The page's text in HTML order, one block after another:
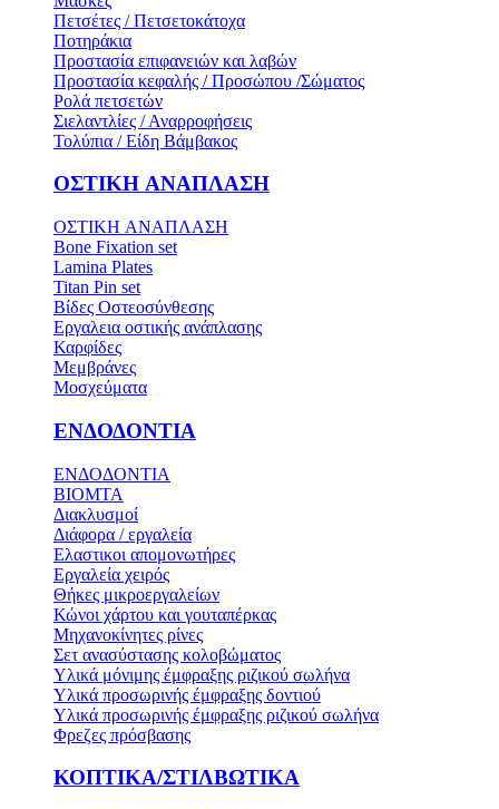
Πετσέτες / Πετσετοκάτοχα
Ποτηράκια
Προστασία επιφανειών και λαβών
Προστασία κεφαλής / Προσώπου /Σώματος
Ρολά πετσετών
Σιελαντλίες / Αναρροφήσεις
Τολύπια / Είδη Βάμβακος
ΟΣΤΙΚH ΑΝΑΠΛΑΣH
ΟΣΤΙΚH ΑΝΑΠΛΑΣH
Bone Fixation set
Lamina Plates
Titan Pin set
Βίδες Οστεοσύνθεσης
Εργαλεια οστικής ανάπλασης
Καρφίδες
Μεμβράνες
Μοσχεύματα
ΕΝΔΟΔΟΝΤΙΑ
ΕΝΔΟΔΟΝΤΙΑ
BIOMTA
Διακλυσμοί
Διάφορα / εργαλεία
Ελαστικοι απομονωτήρες
Εργαλεία χειρός
Θήκες μικροεργαλείων
Κώνοι χάρτου και γουταπέρκας
Μηχανοκίνητες ρίνες
Σετ ανασύστασης κολοβώματος
Υλικά μόνιμης έμφραξης ριζικού σωλήνα
Υλικά προσωρινής έμφραξης δοντιού
Υλικά προσωρινής έμφραξης ριζικού σωλήνα
Φρεζες πρόσβασης
ΚΟΠΤΙΚΑ/ΣΤΙΛΒΩΤΙΚΑ